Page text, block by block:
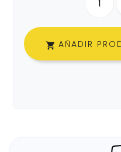
 AÑADIR